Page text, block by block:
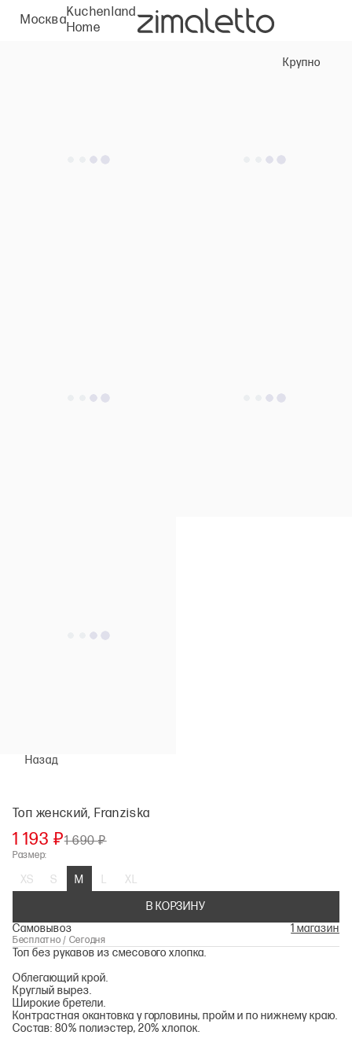
Москва
Kuchenland
Home
Крупно
Назад
Топ женский, Franziska
1 193 ₽1 690 ₽
Размер:
XS S M L
XL
В КОРЗИНУ
Самовывоз
1 магазин
Бесплатно / Сегодня
Топ без рукавов из смесового хлопка.
Облегающий крой.
Круглый вырез.
Широкие бретели.
Контрастная окантовка у горловины, пройм и по нижнему краю.
Состав: 80% полиэстер, 20% хлопок.